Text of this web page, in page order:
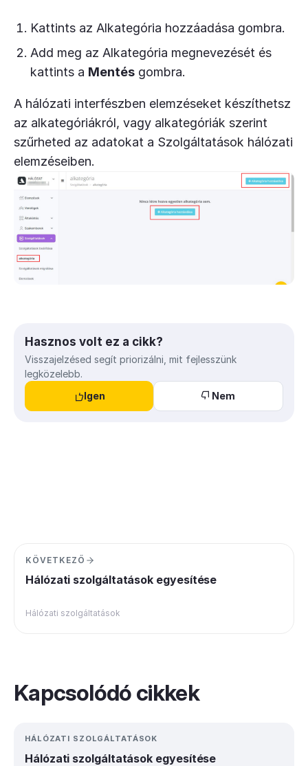
Kattints az Alkategória hozzáadása gombra.
Add meg az Alkategória megnevezését és
kattints a Mentés gombra.
A hálózati interfészben elemzéseket készíthetsz
az alkategóriákról, vagy alkategóriák szerint
szűrheted az adatokat a Szolgáltatások hálózati
elemzéseiben.
Hasznos volt ez a cikk?
Visszajelzésed segít priorizálni, mit fejlesszünk
legközelebb.
Igen
Nem
KÖVETKEZŐ
Hálózati szolgáltatások egyesítése
Hálózati szolgáltatások
Kapcsolódó cikkek
HÁLÓZATI SZOLGÁLTATÁSOK
Hálózati szolgáltatások egyesítése